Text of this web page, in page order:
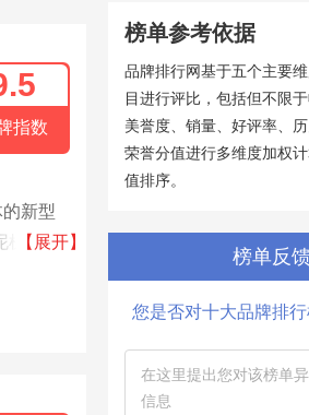
指数
新型
机、加
【展开】
榜单参考依据
品牌排行网基于五个主要
目进行评比，包括但不限
美誉度、销量、好评率、
荣誉分值进行多维度加权
值排序。
榜单反
您是否对十大品牌排